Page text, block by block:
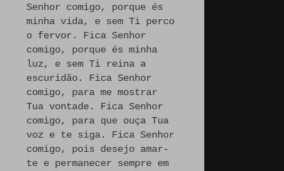
Senhor comigo, porque és
minha vida, e sem Ti perco
o fervor. Fica Senhor
comigo, porque és minha
luz, e sem Ti reina a
escuridão. Fica Senhor
comigo, para me mostrar
Tua vontade. Fica Senhor
comigo, para que ouça Tua
voz e te siga. Fica Senhor
comigo, pois desejo amar-
te e permanecer sempre em